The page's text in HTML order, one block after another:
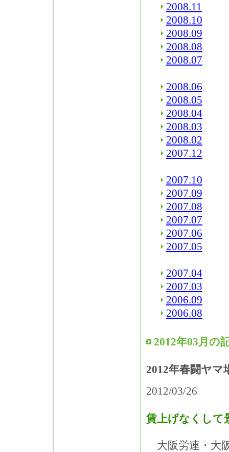
2008.11
2008.10
2008.09
2008.08
2008.07
2008.06
2008.05
2008.04
2008.03
2008.02
2007.12
2007.10
2007.09
2007.08
2007.07
2007.06
2007.05
2007.04
2007.03
2006.09
2006.08
2012年03月の
2012年春闘ヤマ
2012/03/26
賃上げなくして
大阪労連・大